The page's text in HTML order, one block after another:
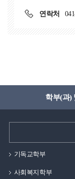
연락처
학부(과)
기독교학부
사회복지학부